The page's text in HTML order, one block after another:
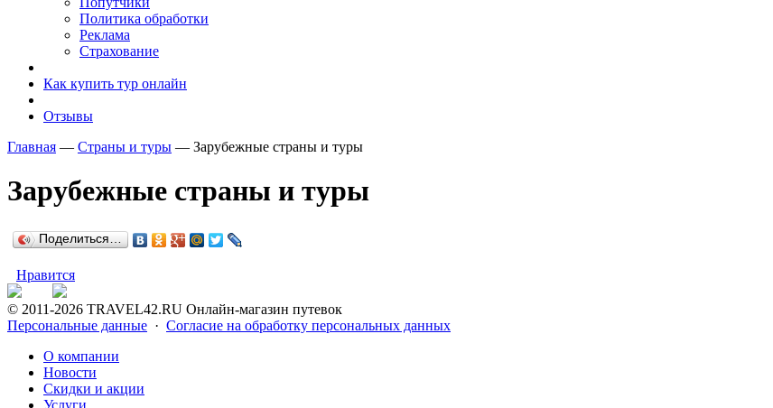
Политика обработки
Реклама
Страхование
Как купить тур онлайн
Отзывы
Главная — Страны и туры — Зарубежные страны и туры
Зарубежные страны и туры
Поделиться…
Нравится
© 2011-2026 TRAVEL42.RU Онлайн-магазин путевок
Персональные данные · Согласие на обработку персональных данных
О компании
Новости
Скидки и акции
Услуги